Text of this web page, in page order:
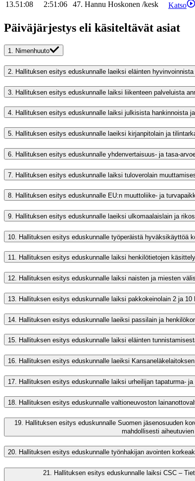
13.51:08
2:51:06 47. Hannu Hoskonen /kesk Katso
Päiväjärjestys eli käsiteltävät asiat
1. Nimenhuuto
2. Hallituksen esitys eduskunnalle laeiksi eläinten
3. Hallituksen esitys eduskunnalle laiksi liikenteen palveluista
4. Hallituksen esitys eduskunnalle laiksi julkisista hankinnoista
5. Hallituksen esitys eduskunnalle laeiksi kirjanpitolain ja
6. Hallituksen esitys eduskunnalle yhdenvertaisuus- ja tasa-
7. Hallituksen esitys eduskunnalle laiksi tuloverolain
8. Hallituksen esitys eduskunnalle EU:n muuttoliike- ja
9. Hallituksen esitys eduskunnalle laeiksi ulkomaalaislain ja
10. Hallituksen esitys eduskunnalle työperäistä hyväksikäyttöä
11. Hallituksen esitys eduskunnalle laiksi henkilötietojen
12. Hallituksen esitys eduskunnalle laiksi naisten ja miesten
13. Hallituksen esitys eduskunnalle laiksi pakkokeinolain 2 ja
14. Hallituksen esitys eduskunnalle laeiksi passilain ja
15. Hallituksen esitys eduskunnalle laiksi eläinten
16. Hallituksen esitys eduskunnalle laeiksi
17. Hallituksen esitys eduskunnalle laiksi urheilijan tapaturma-
18. Hallituksen esitys eduskunnalle valtioneuvoston
19. Hallituksen esitys eduskunnalle Suomen jäsenosuuden
mahdollisesti
20. Hallituksen esitys eduskunnalle työnhakijan avointen
21.
Hallituksen esitys eduskunnalle laiksi CSC –